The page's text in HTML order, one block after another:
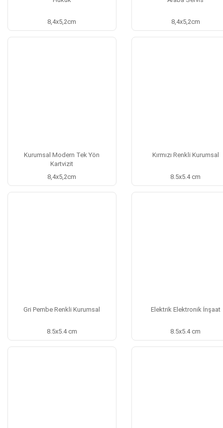
8,4x5,2cm 8,4x5,2cm
Kurumsal Modern Tek Yön
Kartvizit
8,4x5,2cm
Kırmızı Renkli Kurumsal
8.5x5.4 cm
Gri Pembe Renkli Kurumsal
8.5x5.4 cm
Elektrik Elektronik İnşaat
8.5x5.4 cm